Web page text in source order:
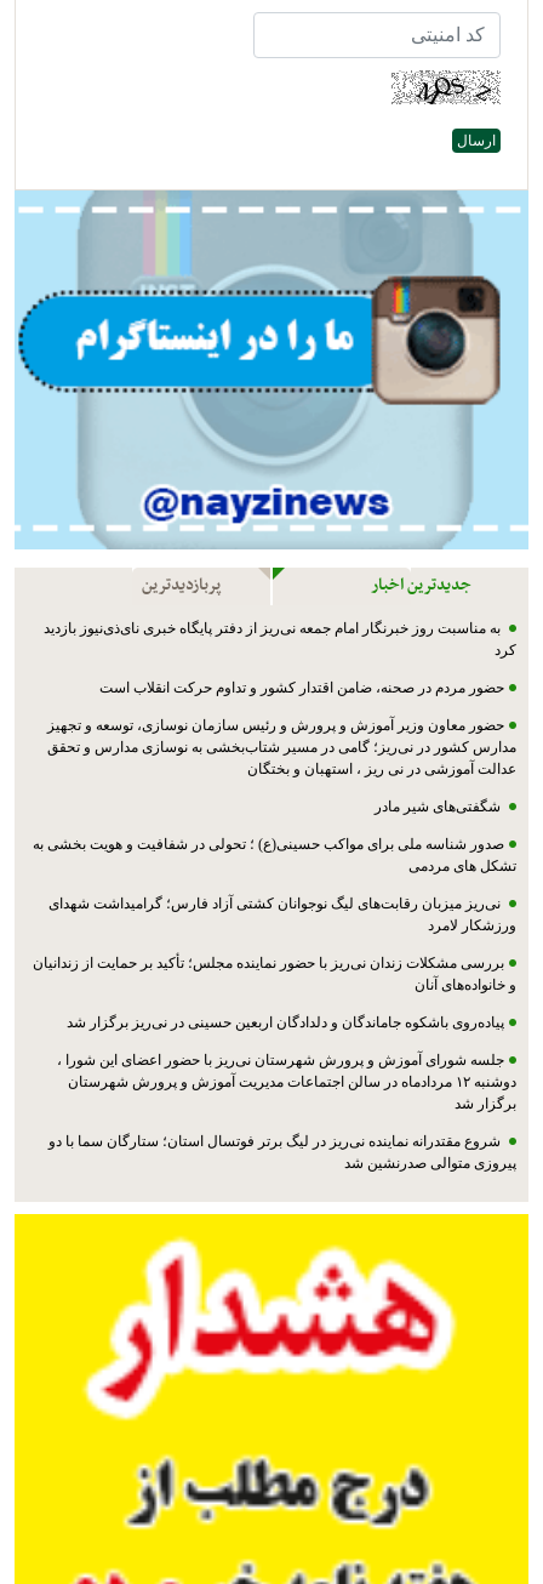
جدیدترین اخبار پربازدیدترین
به مناسبت روز خبرنگار امام جمعه نی‌ریز از دفتر پایگاه خبری نای‌ذی‌نیوز بازدید
کرد
حضور مردم در صحنه، ضامن اقتدار کشور و تداوم حرکت انقلاب است
حضور معاون وزیر آموزش و پرورش و رئیس سازمان نوسازی، توسعه و تجهیز
مدارس کشور در نی‌ریز؛ گامی در مسیر شتاب‌بخشی به نوسازی مدارس و تحقق
عدالت آموزشی در نی ریز ، استهبان و بختگان
شگفتی‌های شیر مادر
صدور شناسه ملی برای مواکب حسینی(ع) ؛ تحولی در شفافیت و هویت بخشی به
تشکل های مردمی
نی‌ریز میزبان رقابت‌های لیگ نوجوانان کشتی آزاد فارس؛ گرامیداشت شهدای
ورزشکار لامرد
بررسی مشکلات زندان نی‌ریز با حضور نماینده مجلس؛ تأکید بر حمایت از زندانیان
و خانواده‌های آنان
پیاده‌روی باشکوه جاماندگان و دلدادگان اربعین حسینی در نی‌ریز برگزار شد
جلسه شورای آموزش و پرورش شهرستان نی‌ریز با حضور اعضای این شورا ،
دوشنبه ۱۲ مردادماه در سالن اجتماعات مدیریت آموزش و پرورش شهرستان
برگزار شد
شروع مقتدرانه نماینده نی‌ریز در لیگ برتر فوتسال استان؛ ستارگان سما با دو
پیروزی متوالی صدرنشین شد